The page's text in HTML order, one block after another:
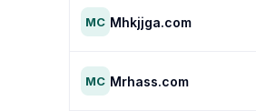
MC Mhkjjga.com
MC Mrhass.com